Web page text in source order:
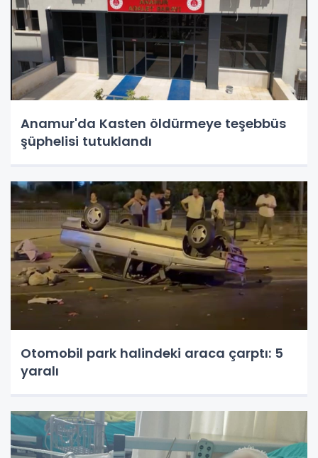
Anamur'da Kasten öldürmeye teşebbüs
şüphelisi tutuklandı
Otomobil park halindeki araca çarptı: 5
yaralı